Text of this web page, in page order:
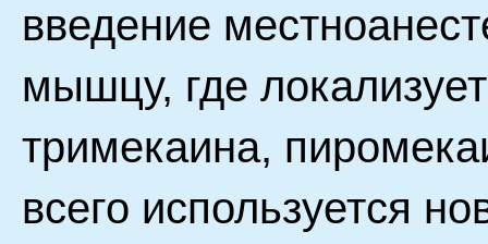
введение
мышцу, где
тримекаина,
всего используется